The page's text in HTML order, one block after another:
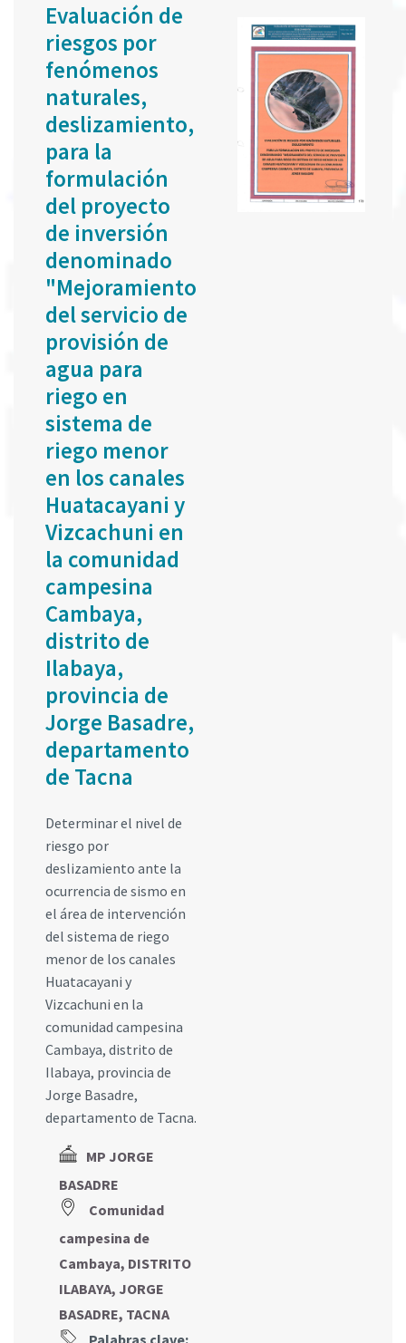
Evaluación de
riesgos por
fenómenos
naturales,
deslizamiento,
para la
formulación
del proyecto
de inversión
denominado
"Mejoramiento
del servicio de
provisión de
agua para
riego en
sistema de
riego menor
en los canales
Huatacayani y
Vizcachuni en
la comunidad
campesina
Cambaya,
distrito de
Ilabaya,
provincia de
Jorge Basadre,
departamento
de Tacna
Determinar el nivel de
riesgo por
deslizamiento ante la
ocurrencia de sismo en
el área de intervención
del sistema de riego
menor de los canales
Huatacayani y
Vizcachuni en la
comunidad campesina
Cambaya, distrito de
Ilabaya, provincia de
Jorge Basadre,
departamento de Tacna.
MP JORGE
BASADRE
Comunidad
campesina de
Cambaya, DISTRITO
ILABAYA, JORGE
BASADRE, TACNA